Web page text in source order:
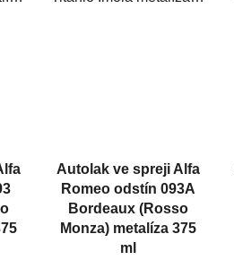
Autolak ve spreji Alfa
Romeo odstín 093A
Bordeaux (Rosso
Monza) metalíza 375
ml